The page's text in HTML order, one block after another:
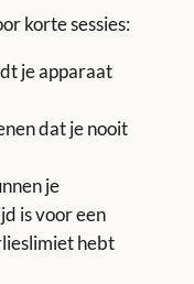
korte sessies:
je apparaat
dat je nooit
je
is voor een
hebt